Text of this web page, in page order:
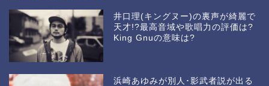
井口理(キングヌー)の裏声が綺麗で
天才!?最高音域や歌唱力の評価は?
King Gnuの意味は?
浜崎あゆみが別人･影武者説が出る